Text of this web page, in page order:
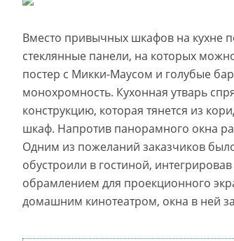
Вместо привычных шкафов на кухне
стеклянные панели, на которых
постер с Микки-Маусом и голубые
монохромность. Кухонная утварь
конструкцию, которая тянется из
шкаф. Напротив панорамного окна
Одним из пожеланий заказчиков
обустроили в гостиной,
обрамлением для проекционного
домашним кинотеатром, окна в ней